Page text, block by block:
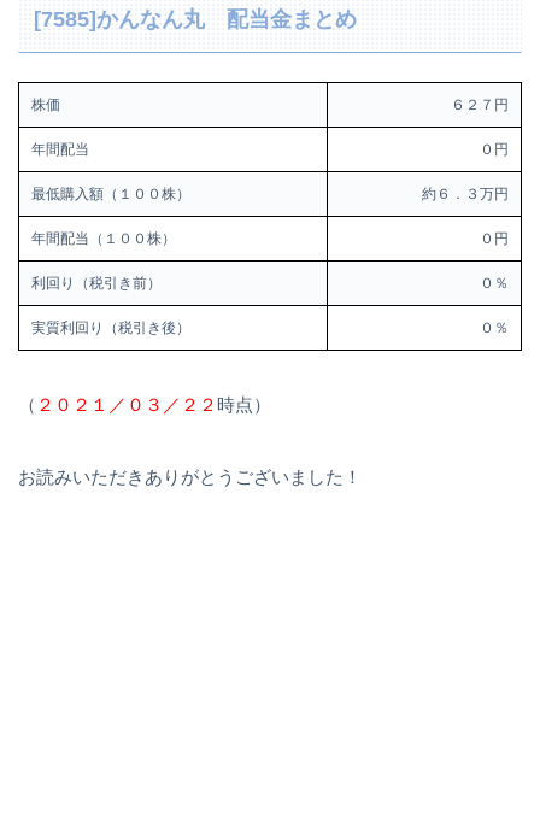
[7585]かんなん丸 配当金まとめ
株価 ６２７円
年間配当 ０円
最低購入額（１００株） 約６．３万円
年間配当（１００株） ０円
利回り（税引き前） ０％
実質利回り（税引き後） ０％
（ ２０２１／０３／２２時点）
お読みいただきありがとうございました！